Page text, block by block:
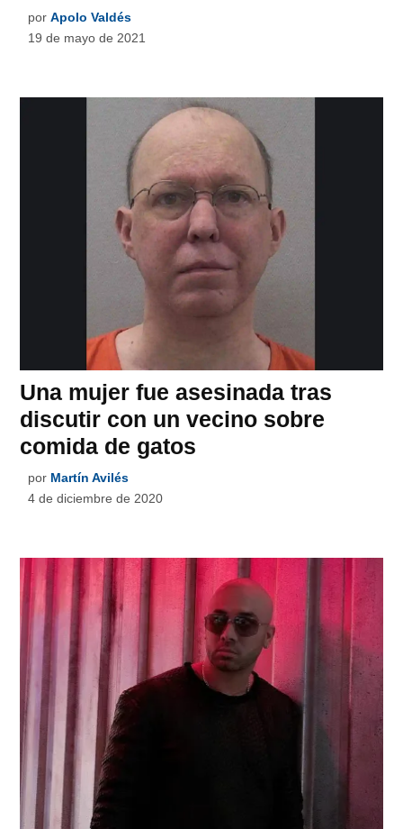
por Apolo Valdés
19 de mayo de 2021
Una mujer fue asesinada tras
discutir con un vecino sobre
comida de gatos
por Martín Avilés
4 de diciembre de 2020